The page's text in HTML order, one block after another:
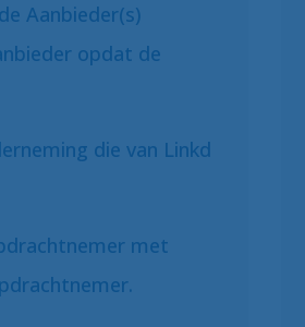
Aanbieder(s)
opdat de
die van Linkd
met